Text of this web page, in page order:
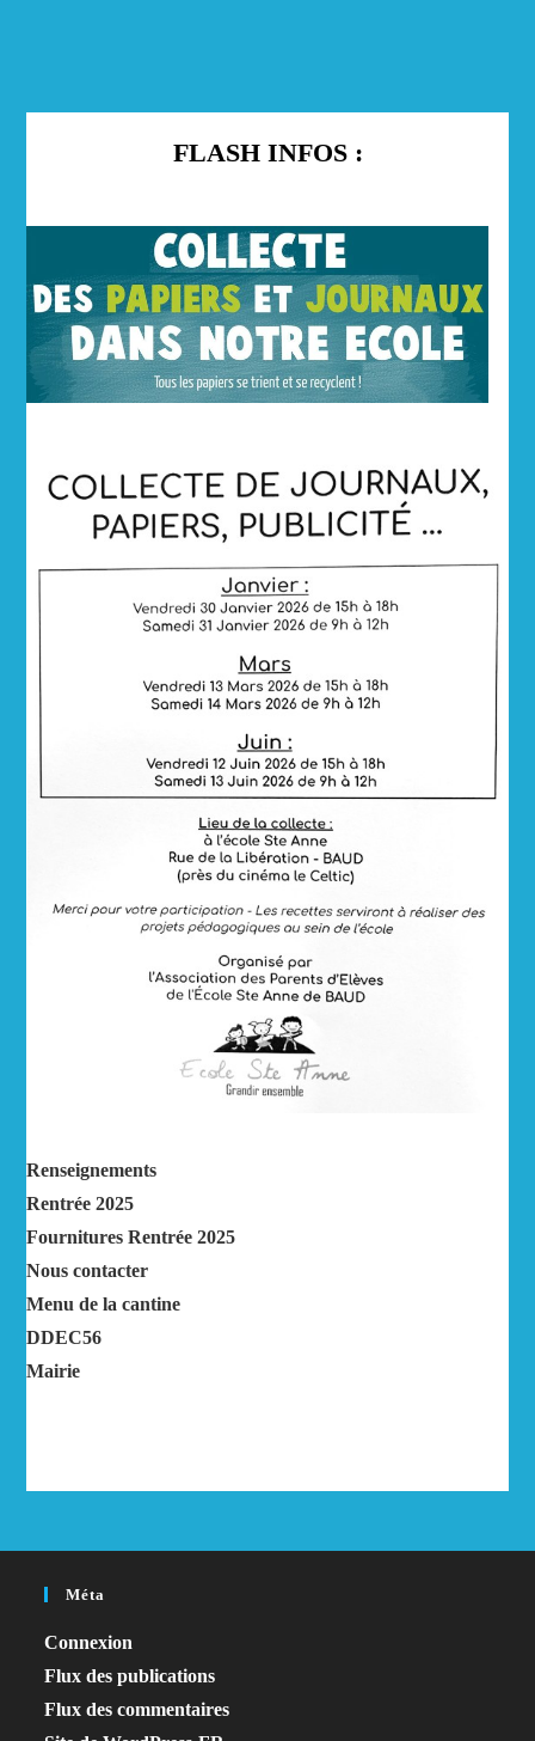
FLASH INFOS :
Renseignements
Rentrée 2025
Fournitures Rentrée 2025
Nous contacter
Menu de la cantine
DDEC56
Mairie
Méta
Connexion
Flux des publications
Flux des commentaires